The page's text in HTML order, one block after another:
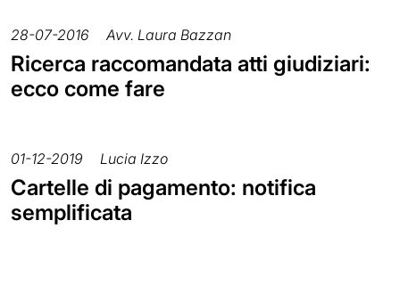
28-07-2016 Avv. Laura Bazzan
Ricerca raccomandata atti giudiziari:
ecco come fare
01-12-2019 Lucia Izzo
Cartelle di pagamento: notifica
semplificata